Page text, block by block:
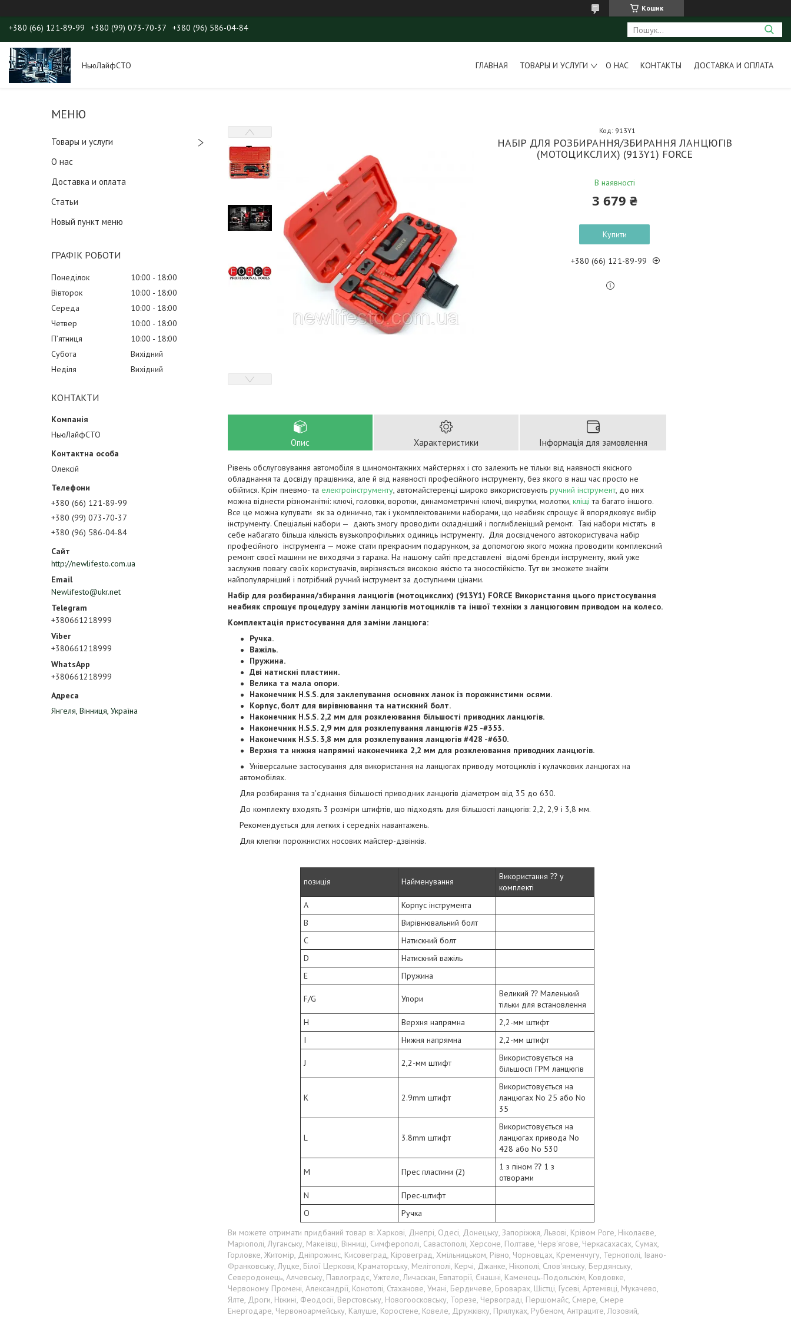
Кошик
+380 (66) 121-89-99 +380 (99) 073-70-37 +380 (96) 586-04-84
НьюЛайфСТО ГЛАВНАЯ ТОВАРЫ И УСЛУГИ О НАС КОНТАКТЫ ДОСТАВКА И ОПЛАТА
Товары и услуги
О нас
Доставка и оплата
Статьи
Новый пункт меню
ГРАФІК РОБОТИ
Понеділок 10:00
18:00
Вівторок
10:00
18:00
Середа
10:00
18:00
Четвер
10:00
18:00
Пʼятниця
10:00
18:00
Субота
Вихідний
Неділя
Вихідний
КОНТАКТИ
НьюЛайфСТО
Олексій
+380 (66) 121-89-99
+380 (99) 073-70-37
+380 (96) 586-04-84
http://newlifesto.com.ua
Newlifesto@ukr.net
+380661218999
+380661218999
+380661218999
Янгеля, Вінниця, Україна
НАБІР ДЛЯ РОЗБИРАННЯ/ЗБИРАННЯ ЛАНЦЮГІВ
(МОТОЦИКСЛИХ) (913Y1) FORCE
В наявності
Код: 913Y1
3 679 ₴
Купити
+380 (66) 121-89-99
Опис Характеристики Інформація для замовлення
Рівень обслуговування автомобіля в шиномонтажних майстернях і сто залежить не тільки від наявності якісного
обладнання та досвіду працівника, але й від наявності професійного інструменту, без якого в наш час просто не
обійтися. Крім пневмо- та електроінструменту, автомайстеренці широко використовують ручний інструмент, до них
можна віднести різноманітні: ключі, головки, воротки, динамометричні ключі, викрутки, молотки, кліщі та багато іншого.
Все це можна купувати як за одинично, так і укомплектованими наборами, що неабияк спрощує й впорядковує вибір
інструменту. Спеціальні набори — дають змогу проводити складніший і поглибленіший ремонт. Такі набори містять в
себе набагато більша кількість вузькопрофільних одиниць інструменту. Для досвідченого автокористувача набір
професійного інструмента — може стати прекрасним подарунком, за допомогою якого можна проводити комплексний
ремонт своєї машини не виходячи з гаража. На нашому сайті представлені відомі бренди інструменту, який уже
заслужив повагу своїх користувачів, вирізняється високою якістю та зносостійкістю. Тут ви зможете знайти
найпопулярніший і потрібний ручний інструмент за доступними цінами.
Набір для розбирання/збирання ланцюгів (мотоцикслих) (913Y1) FORCE Використання цього пристосування
неабияк спрощує процедуру заміни ланцюгів мотоциклів та іншої техніки з ланцюговим приводом на колесо.
Комплектація пристосування для заміни ланцюга:
Ручка.
Важіль.
Пружина.
Дві натискні пластини.
Велика та мала опори.
Наконечник H.S.S. для заклепування основних ланок із порожнистими осями.
Корпус, болт для вирівнювання та натискний болт.
Наконечник H.S.S. 2,2 мм для розклеювання більшості приводних ланцюгів.
Наконечник H.S.S. 2,9 мм для розклепування ланцюгів #25 -#353.
Наконечник H.S.S. 3,8 мм для розклепування ланцюгів #428 -#630.
Верхня та нижня напрямні наконечника 2,2 мм для розклеювання приводних ланцюгів.
Універсальне застосування для використання на ланцюгах приводу мотоциклів і кулачкових ланцюгах на
автомобілях.
Для розбирання та з'єднання більшості приводних ланцюгів діаметром від 35 до 630.
До комплекту входять 3 розміри штифтів, що підходять для більшості ланцюгів: 2,2, 2,9 і 3,8 мм.
Рекомендується для легких і середніх навантажень.
Для клепки порожнистих носових майстер-дзвінків.
позиція Найменування
Використання ⁇ у
комплекті
A
Корпус інструмента
B
Вирівнювальний болт
C
Натискний болт
D
Натискний важіль
E
Пружина
F/G Упори
Великий ⁇ Маленький
тільки для встановлення
H
Верхня напрямна
2,2-мм штифт
I
Нижня напрямна 2,2-мм штифт
J 2,2-мм штифт
Використовується на
більшості ГРМ ланцюгів
K 2.9mm штифт
Використовується на
ланцюгах No 25 або No
35
L 3.8mm штифт
Використовується на
ланцюгах привода No
428 або No 530
M Прес пластини (2)
1 з піном ⁇ 1 з
отворами
N
Прес-штифт
O
Ручка
Ви можете отримати придбаний товар в: Харкові, Днепрі, Одесі, Донецьку, Запоріжжя, Львові, Крівом Роге, Ніколаєве,
Маріополі, Луганську, Макеївці, Вінниці, Симферополі, Савастополі, Херсоне, Полтаве, Черв'ягове, Черкасахасах, Сумах,
Горловке, Житомір, Дніпрожинс, Кисовеград, Кіровеград, Хмільницьком, Рівно, Чорновцах, Кременчугу, Тернополі, Івано-
Франковську, Луцке, Білої Церкови, Краматорську, Мелітополі, Керчі, Джанке, Нікополі, Слов'янську, Бердянську,
Северодонець, Алчевську, Павлоградє, Ужтеле, Личаскан, Евпаторії, Єнашні, Каменець-Подольскім, Ковдовке,
Червоному Промені, Александрії, Конотопі, Стаханове, Умані, Бердичеве, Броварах, Шістці, Гусеві, Артемівці, Мукачево,
Ялте, Дроги, Ніжині, Феодосії, Верстовську, Новогоосковську, Торезе, Червограді, Першомайс, Смере, Смере
Енергодаре, Червоноармейську, Калуше, Коростене, Ковеле, Дружківку, Прилуках, Рубеном, Антраците, Лозовий,